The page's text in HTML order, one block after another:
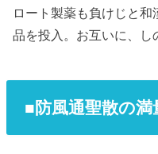
ロート製薬も負けじと
品を投入。お互いに、し
■防風通聖散の満